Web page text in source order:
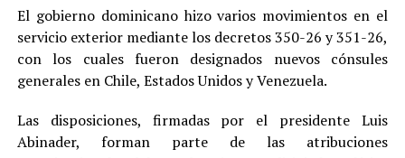
El gobierno dominicano hizo varios movimientos en el
servicio exterior mediante los decretos 350-26 y 351-26,
con los cuales fueron designados nuevos cónsules
generales en Chile, Estados Unidos y Venezuela.
Las disposiciones, firmadas por el presidente Luis
Abinader, forman parte de las atribuciones